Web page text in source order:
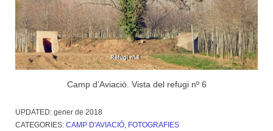
Camp d’Aviació. Vista del refugi nº 6
UPDATED: gener de 2018
CATEGORIES: CAMP D'AVIACIÓ, FOTOGRAFIES